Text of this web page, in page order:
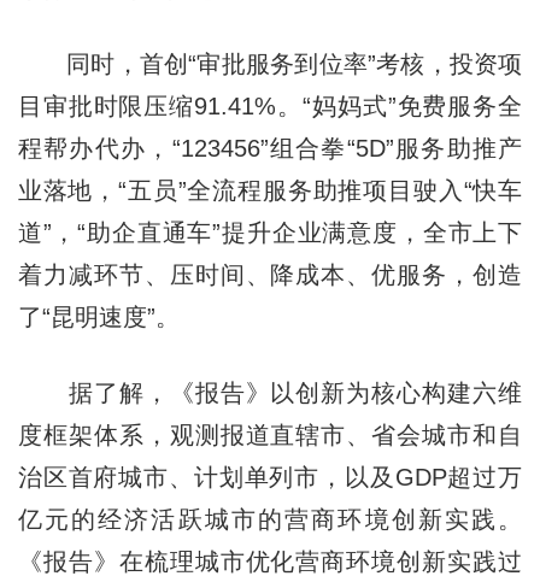
同时，首创“审批服务到位率”考核，投资项
目审批时限压缩91.41%。“妈妈式”免费服务全
程帮办代办，“123456”组合拳“5D”服务助推产
业落地，“五员”全流程服务助推项目驶入“快车
道”，“助企直通车”提升企业满意度，全市上下
着力减环节、压时间、降成本、优服务，创造
了“昆明速度”。
据了解，《报告》以创新为核心构建六维
度框架体系，观测报道直辖市、省会城市和自
治区首府城市、计划单列市，以及GDP超过万
亿元的经济活跃城市的营商环境创新实践。
《报告》在梳理城市优化营商环境创新实践过